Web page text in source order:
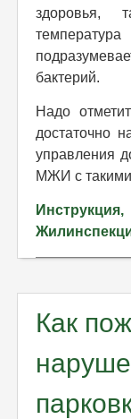
здоровья,
бактерий.
Надо
достаточно
управления
МЖИ с
Как